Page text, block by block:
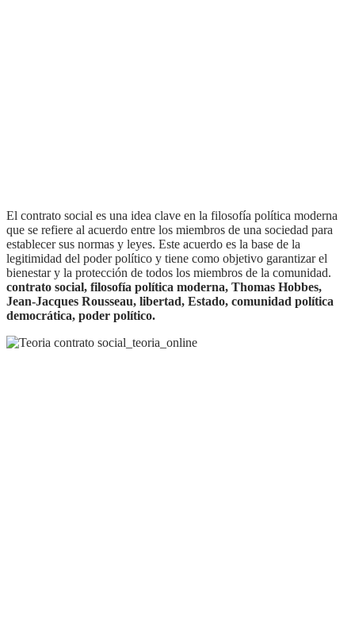
el contrato social es una idea clave en la filosofía política moderna
que se refiere al acuerdo entre los miembros de una sociedad para
establecer sus normas y leyes. Este acuerdo es la base de la
legitimidad del poder político y tiene como objetivo garantizar el
bienestar y la protección de todos los miembros de la comunidad.
contrato social, filosofía política moderna, Thomas Hobbes,
Jean-Jacques Rousseau, libertad, Estado, comunidad política
democrática, poder político.